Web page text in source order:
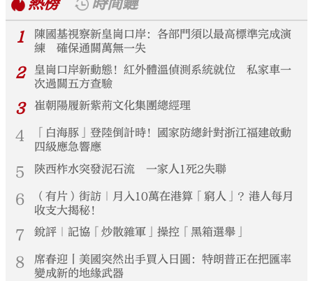
熱榜
時間鏈
1
陳國基視察新皇崗口岸：各部門須以最高標準完成演
練 確保通關萬無一失
2
皇崗口岸新動態！紅外體溫偵測系統就位 私家車一
次過關五方查驗
3 崔朝陽履新紫荊文化集團總經理
4
「白海豚」登陸倒計時！國家防總針對浙江福建啟動
四級應急響應
5 陝西柞水突發泥石流 一家人1死2失聯
6
（有片）街訪｜月入10萬在港算「窮人」？港人每月
收支大揭秘！
7 銳評｜記協「炒散雜軍」操控「黑箱選舉」
8
席春迎丨美國突然出手買入日圓：特朗普正在把匯率
變成新的地緣武器